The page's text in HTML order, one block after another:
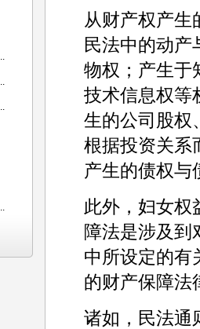
从财产权产生
民法中的动产
物权；产生于
技术信息权等
生的公司股权
根据投资关系
产生的债权与
此外，妇女权
障法是涉及到
中所设定的有
的财产保障法
诸如，民法通